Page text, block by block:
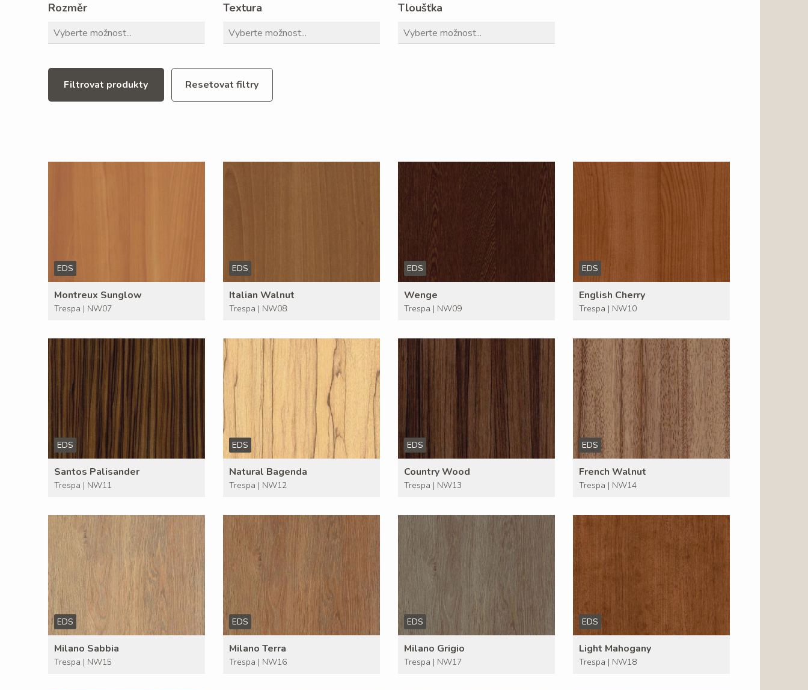
Rozměr Textura Tloušťka
Filtrovat produkty Resetovat filtry
EDS
Montreux Sunglow
Trespa | NW07
EDS
Italian Walnut
Trespa | NW08
EDS
Wenge
Trespa | NW09
EDS
English Cherry
Trespa | NW10
EDS
Santos Palisander
Trespa | NW11
EDS
Natural Bagenda
Trespa | NW12
EDS
Country Wood
Trespa | NW13
EDS
French Walnut
Trespa | NW14
EDS
Milano Sabbia
Trespa | NW15
EDS
Milano Terra
Trespa | NW16
EDS
Milano Grigio
Trespa | NW17
EDS
Light Mahogany
Trespa | NW18